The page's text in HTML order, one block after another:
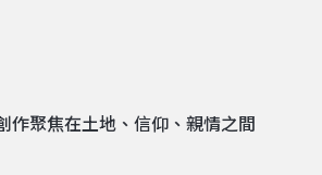
作聚焦在土地、信仰、親情之間